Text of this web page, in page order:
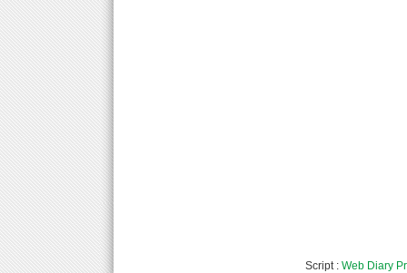
Script : Web Diary